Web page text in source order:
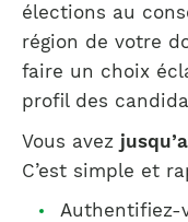
élections au
région de votre
faire un choix
profil des
Vous avez
C’est simple et
Authentifiez-